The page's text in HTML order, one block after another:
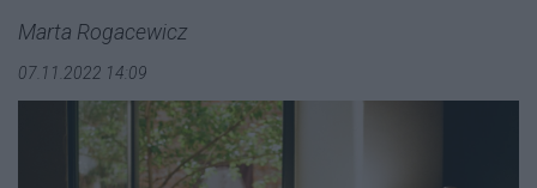
Marta Rogacewicz
07.11.2022 14:09